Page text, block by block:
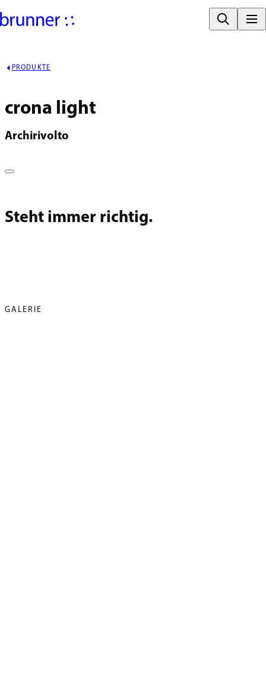
PRODUKTE
crona light
Archirivolto
Steht immer richtig.
GALERIE